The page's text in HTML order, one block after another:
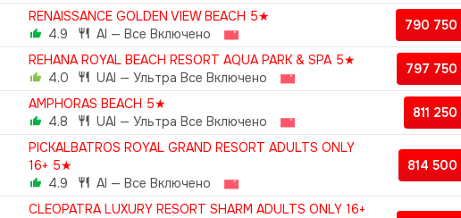
RENAISSANCE GOLDEN VIEW BEACH 5★
4.9
AI — Все Включено
790 750
REHANA ROYAL BEACH RESORT AQUA PARK & SPA 5★
4.0
UAI — Ультра Все Включено
797 750
AMPHORAS BEACH 5★
4.8
UAI — Ультра Все Включено
811 250
PICKALBATROS ROYAL GRAND RESORT ADULTS ONLY
16+ 5★
4.9
AI — Все Включено
814 500
CLEOPATRA LUXURY RESORT SHARM ADULTS ONLY 16+